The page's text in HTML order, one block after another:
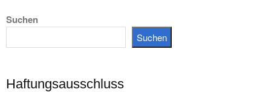
Suchen
Suchen
Haftungsausschluss